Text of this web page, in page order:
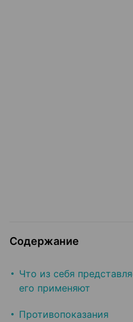
Содержание
Что из себя
его применяют
Противопоказания